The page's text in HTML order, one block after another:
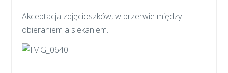
Akceptacja zdjęcioszków, w przerwie między
obieraniem a siekaniem.